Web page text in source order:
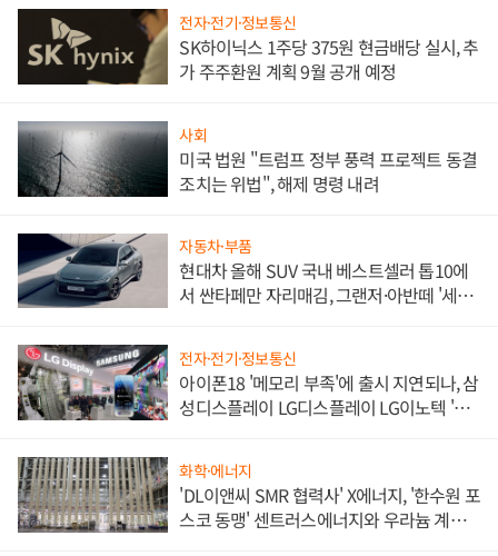
전자·전기·정보통신
SK하이닉스 1주당 375원 현금배당 실시, 추
가 주주환원 계획 9월 공개 예정
사회
미국 법원 "트럼프 정부 풍력 프로젝트 동결
조치는 위법", 해제 명령 내려
자동차·부품
현대차 올해 SUV 국내 베스트셀러 톱10에
서 싼타페만 자리매김, 그랜저·아반떼 '세단
전자·전기·정보통신
아이폰18 '메모리 부족'에 출시 지연되나, 삼
성디스플레이 LG디스플레이 LG이노텍 '탈
화학·에너지
'DL이앤씨 SMR 협력사' X에너지, '한수원 포
스코 동맹' 센트러스에너지와 우라늄 계약